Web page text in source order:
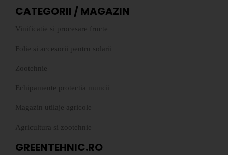
CATEGORII / MAGAZIN
Vinificatie si procesare fructe
Folie si accesorii pentru solarii
Zootehnie
Echipamente protectia muncii
Magazin utilaje agricole
Agricultura si zootehnie
GREENTEHNIC.RO